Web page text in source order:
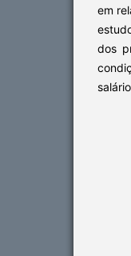
em
dos